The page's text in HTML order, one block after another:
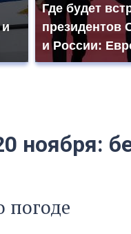
Где будет
президентов
и России:
ноября: